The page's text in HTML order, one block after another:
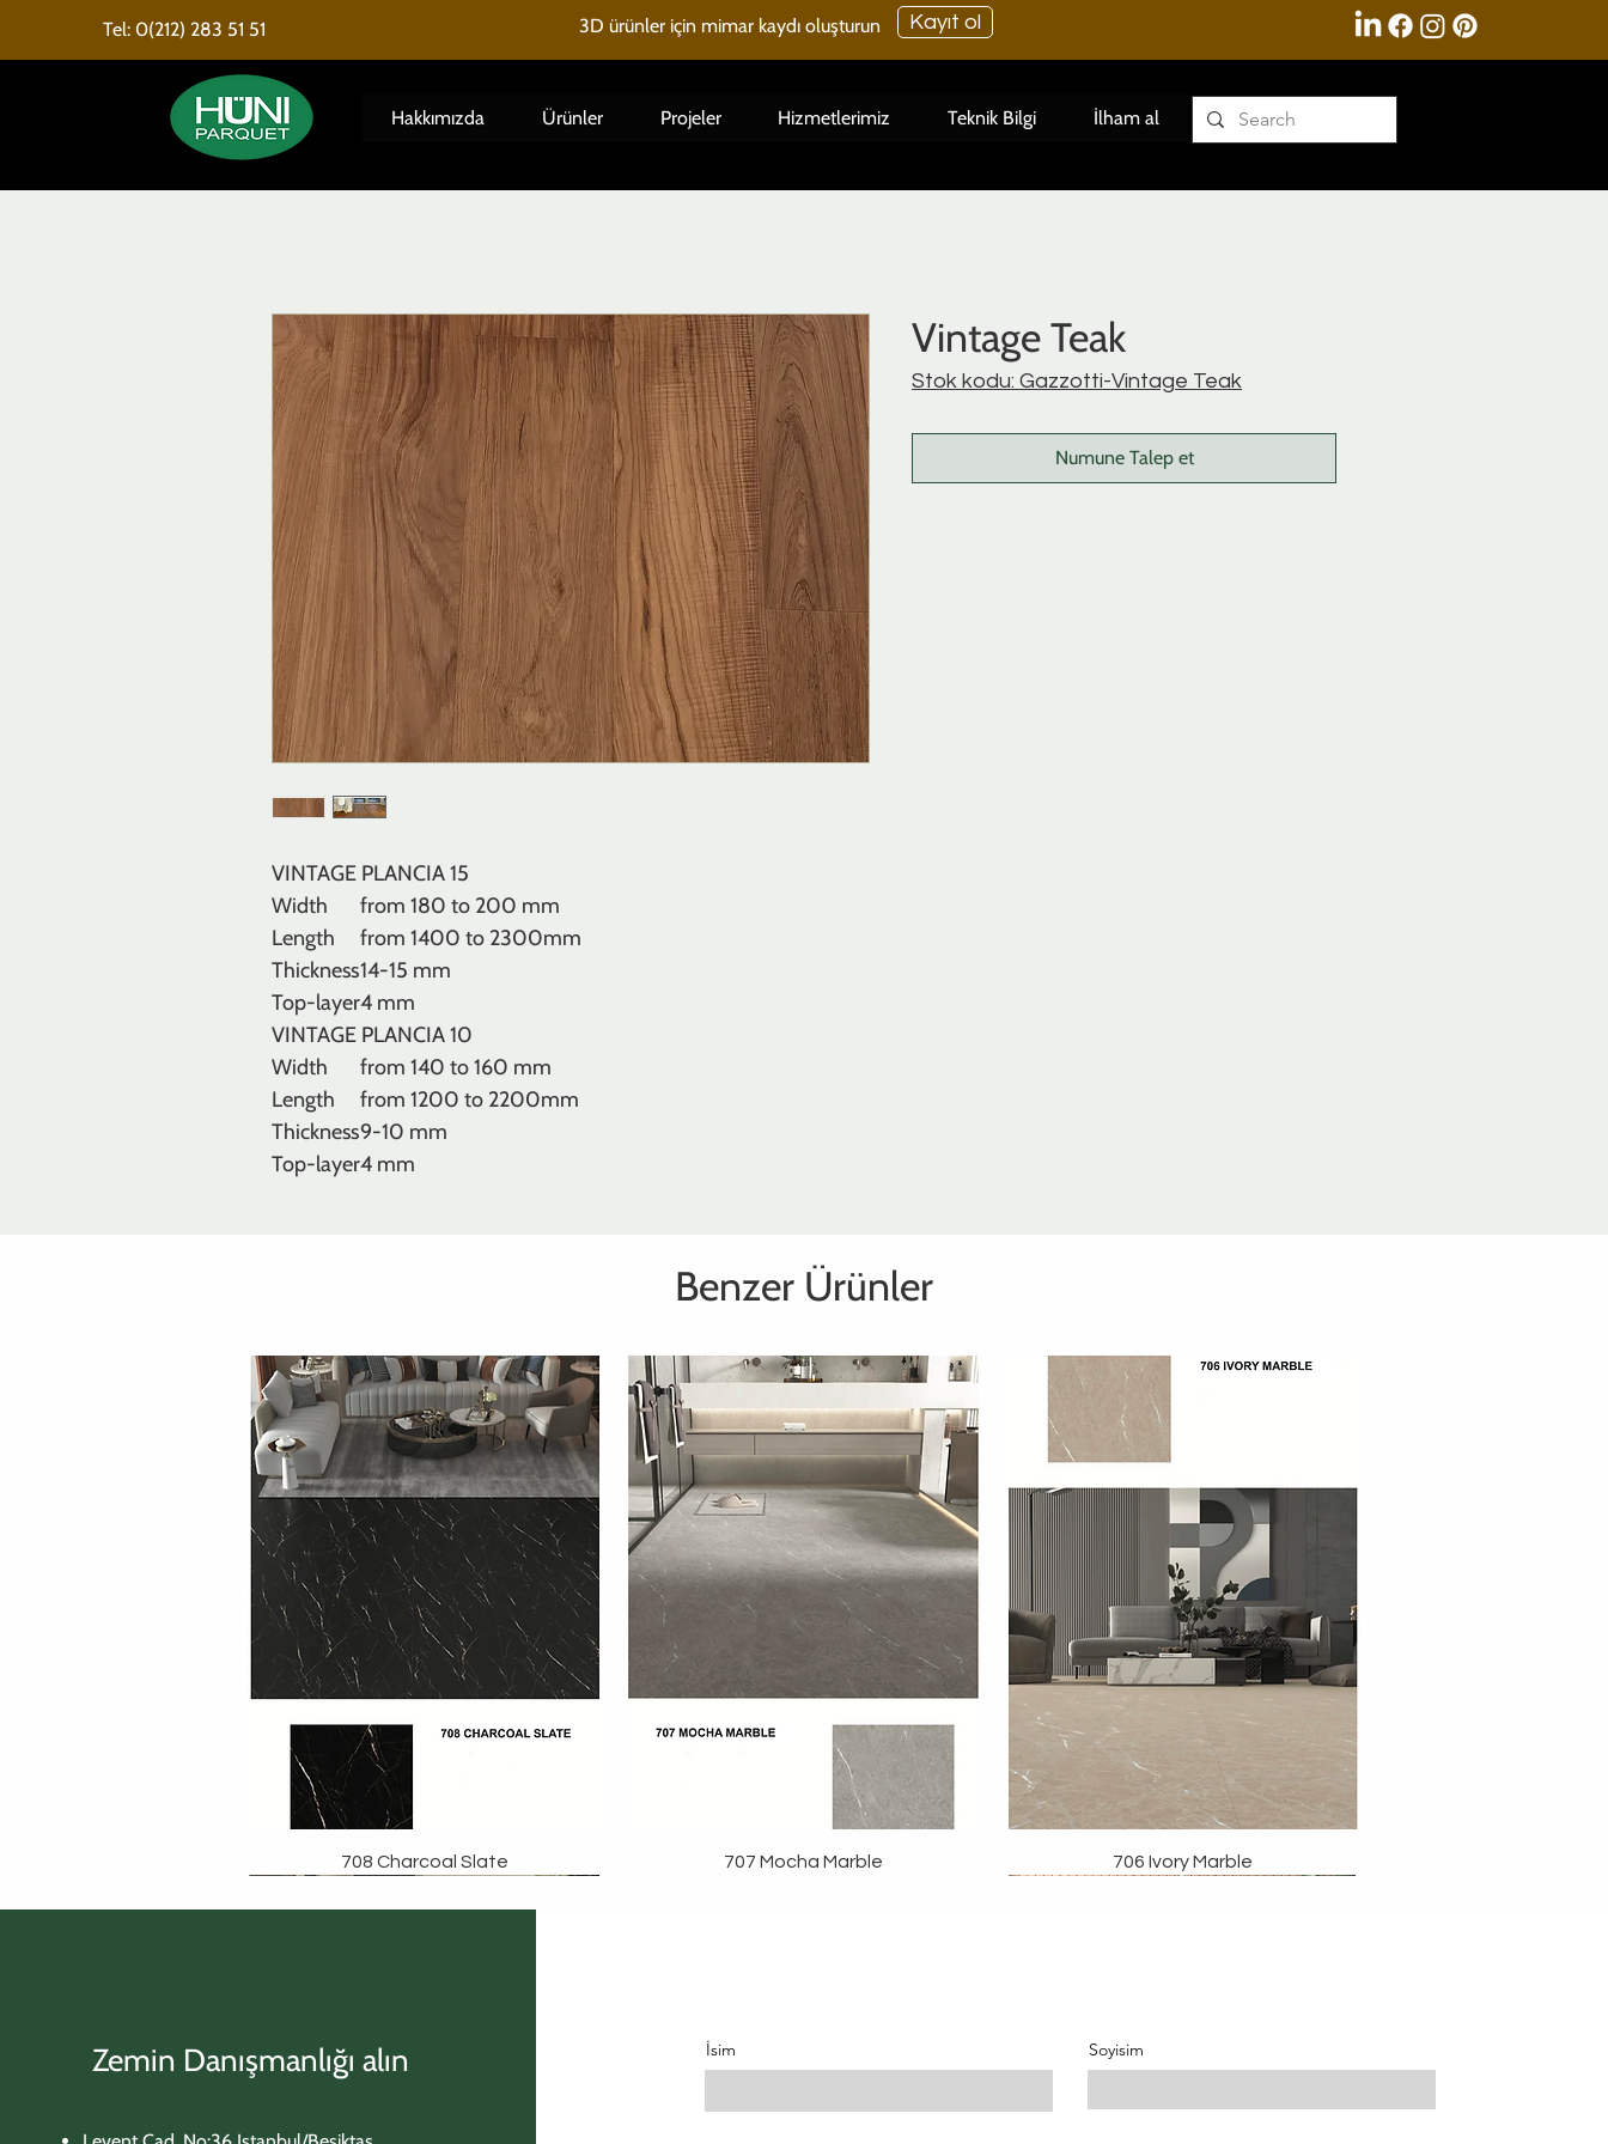
Tel: 0(212) 283 51 51 3D ürünler için mimar kaydı oluşturun Kayıt ol
Hakkımızda Ürünler Projeler Hizmetlerimiz Teknik Bilgi İlham al
VINTAGE PLANCIA 15
Width
from 180 to 200 mm
Length
from 1400 to 2300mm
Thickness14-15 mm
Top-layer4 mm
VINTAGE PLANCIA 10
Width
from 140 to 160 mm
Length
from 1200 to 2200mm
Thickness9-10 mm
Top-layer4 mm
Vintage Teak
Stok kodu: Gazzotti-Vintage Teak
Numune Talep et
Benzer Ürünler
708 Charcoal Slate 707 Mocha Marble 706 Ivory Marble
Zemin Danışmanlığı alın İsim Soyisim